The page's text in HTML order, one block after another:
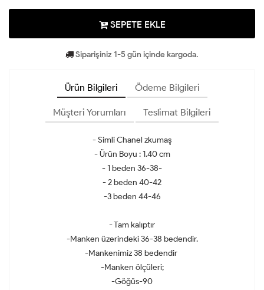
SEPETE EKLE
Siparişiniz 1-5 gün içinde kargoda.
Ürün Bilgileri Ödeme Bilgileri
Müşteri Yorumları Teslimat Bilgileri
- Simli Chanel zkumaş
- Ürün Boyu : 1.40 cm
- 1 beden 36-38-
- 2 beden 40-42
-3 beden 44-46
- Tam kalıptır
-Manken üzerindeki 36-38 bedendir.
-Mankenimiz 38 bedendir
-Manken ölçüleri;
-Göğüs-90